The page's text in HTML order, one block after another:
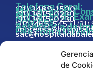
de
Telefone Geral:
(31) 3489-1500
Marcação de
(31) 3615-0230
Marcação de
(31) 3615-0230
Doações:
(31) 3465-5453 |
Assessoria de
Fale com a
Trabalhe Conosco